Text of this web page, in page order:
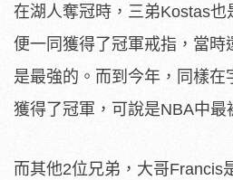
在湖人奪冠時，三弟Kostas
便一同獲得了冠軍戒指，當時
是最強的。而到今年，同樣在
獲得了冠軍，可說是NBA中最
而其他2位兄弟，大哥Francis